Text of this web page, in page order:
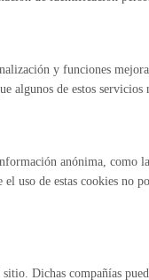
Abril, Por El Que Se
En Materia De
y funciones
algunos de estos servicios
anónima, como
uso de estas cookies no
Dichas compañías